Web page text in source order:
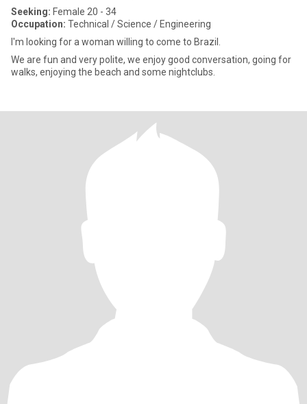
Seeking: Female 20 - 34
Occupation: Technical / Science / Engineering
I'm looking for a woman willing to come to Brazil.
We are fun and very polite, we enjoy good conversation, going for
walks, enjoying the beach and some nightclubs.